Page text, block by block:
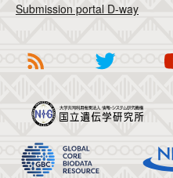
Submission portal D-way